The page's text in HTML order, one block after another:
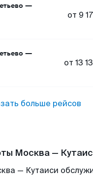
—
от 9
—
от 13
больше рейсов
Москва —
— Кутаиси